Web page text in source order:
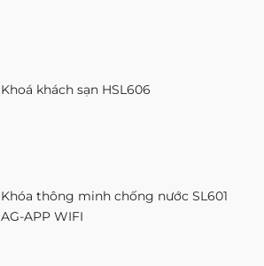
Khoá khách sạn HSL606
Khóa thông minh chống nước SL601
AG-APP WIFI